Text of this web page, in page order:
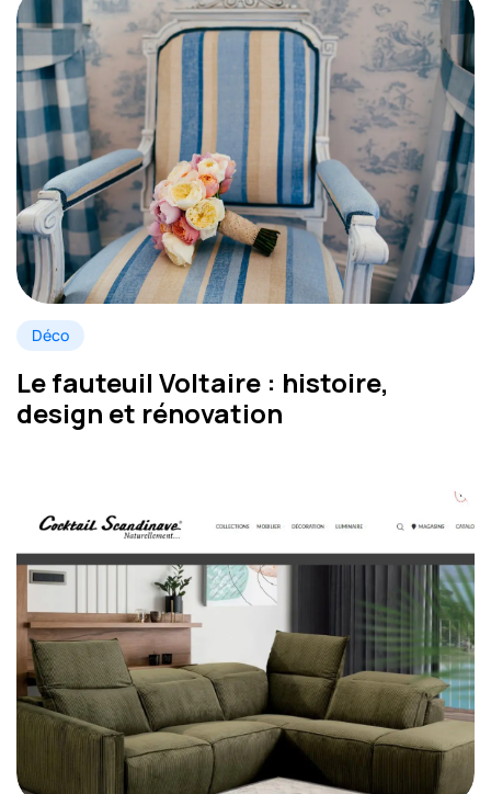
Déco
Le fauteuil Voltaire : histoire,
design et rénovation